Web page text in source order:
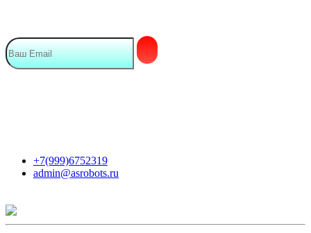
+7(999)6752319
admin@asrobots.ru